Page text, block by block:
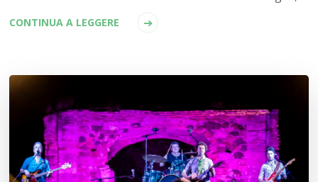
CONTINUA A LEGGERE